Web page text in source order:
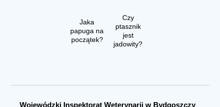
Jaka
papuga na
początek?
Czy
ptasznik
jest
jadowity?
Wojewódzki Inspektorat Weterynarii w Bydgoszczy